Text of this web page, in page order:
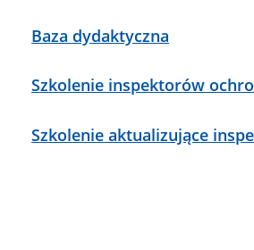
Baza dydaktyczna
Szkolenie inspektorów
Szkolenie aktualizujące